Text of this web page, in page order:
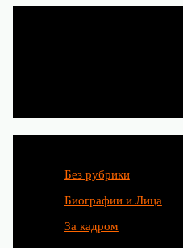
Без рубрики
Биографии и Лица
За кадром